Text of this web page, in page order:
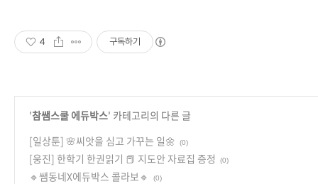
4 구독하기
'참쌤스쿨 에듀박스' 카테고리의 다른 글
[일상툰] 🌸씨앗을 심고 가꾸는 일🌼
(0)
[웅진] 한학기 한권읽기 📕 지도안 자료집 증정 (0)
🔹쌤동네X에듀박스 콜라보🔹 (0)